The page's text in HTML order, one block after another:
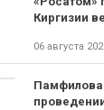
Киргизии
06 августа
Памфилова